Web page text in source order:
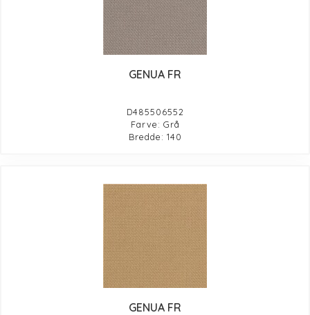
GENUA FR
D485506552
Farve: Grå
Bredde: 140
GENUA FR